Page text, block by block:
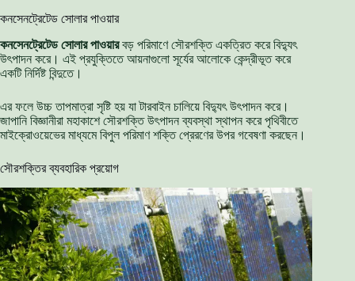
কনসেনট্রেটেড সোলার পাওয়ার
কনসেনট্রেটেড সোলার পাওয়ারবড় পরিমাণে সৌরশক্তি একত্রিত করে বিদ্যুৎ
উৎপাদন করে। এই প্রযুক্তিতে আয়নাগুলো সূর্যের আলোকে কেন্দ্রীভূত করে
একটি নির্দিষ্ট বিন্দুতে।
এর ফলে উচ্চ তাপমাত্রা সৃষ্টি হয় যা টারবাইন চালিয়ে বিদ্যুৎ উৎপাদন করে।
জাপানি বিজ্ঞানীরা মহাকাশে সৌরশক্তি উৎপাদন ব্যবস্থা স্থাপন করে পৃথিবীতে
মাইক্রোওয়েভের মাধ্যমে বিপুল পরিমাণ শক্তি প্রেরণের উপর গবেষণা করছেন।
সৌরশক্তির ব্যবহারিক প্রয়োগ